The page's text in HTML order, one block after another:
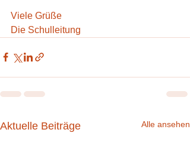
Viele Grüße
Die Schulleitung
Aktuelle Beiträge Alle ansehen